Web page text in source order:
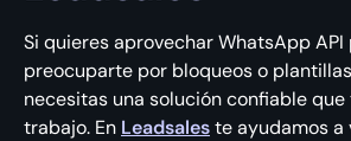
Si quieres aprovechar WhatsApp
preocuparte por bloqueos o
necesitas una solución confiable
trabajo. En Leadsaleste ayudamos a